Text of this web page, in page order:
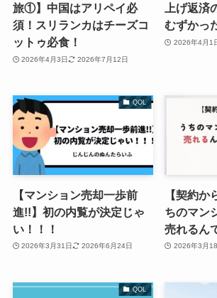
旅①】中国はアリペイ必
須！スリランカはチーズコ
ットゥ必食！
2026年4月3日 2026年7月12日
上げ返済
むずかっ
2026年4月1
QOL
【マンション売却一歩前
進!!】初の内覧が決定じゃ
い！！！
2026年3月31日 2026年6月24日
【契約か
ちのマン
売れるん
2026年3月
QOL